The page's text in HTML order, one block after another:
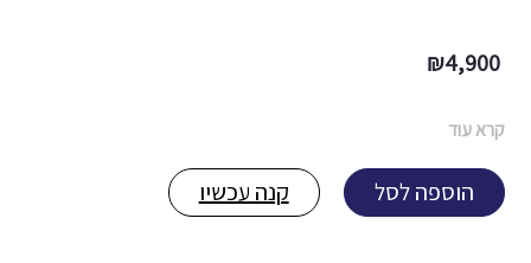
4,900
₪
קרא עוד
הוספה לסל קנה עכשיו